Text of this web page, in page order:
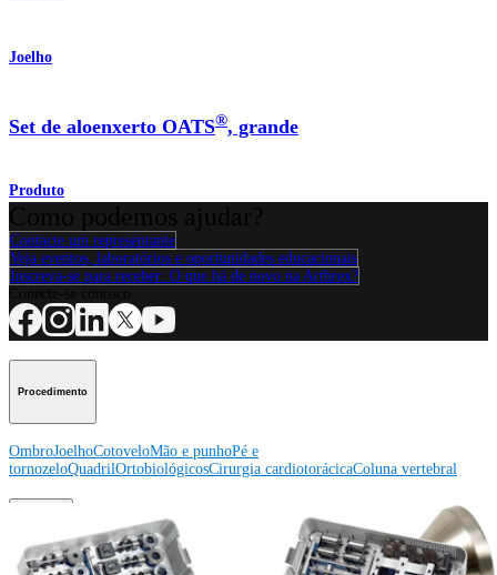
Joelho
Set de aloenxerto OATS®, grande
Produto
Contacte um representante
Veja eventos, laboratórios e oportunidades educacionais
Inscreva-se para receber: O que há de novo na Arthrex?
Procedimento
OmbroJoelhoCotoveloMão e punhoPé e
tornozeloQuadrilOrtobiológicosCirurgia cardiotorácicaColuna vertebral